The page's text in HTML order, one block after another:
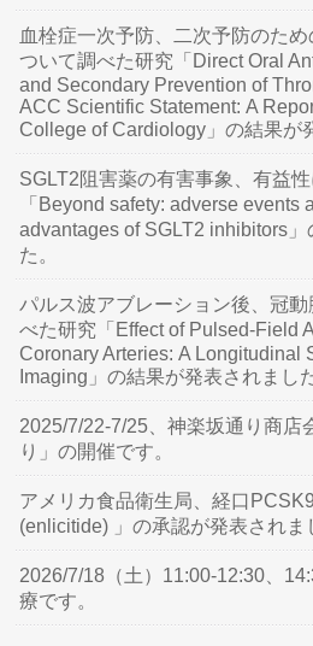
血栓症一次予防、二次予防のた
ついて調べた研究「Direct Oral
and Secondary Prevention of
ACC Scientific Statement: A
College of Cardiology」の結果が
SGLT2阻害薬の有害事象、有益
「Beyond safety: adverse events
advantages of SGLT2 inhibitors
た。
パルス波アブレーション後、冠
べた研究「Effect of Pulsed-Field
Coronary Arteries: A Longitudinal
Imaging」の結果が発表されまし
2025/7/22-7/25、神楽坂通り商店
り」の開催です。
アメリカ食品衛生局、経口
(enlicitide) 」の承認が発表されま
2026/7/18（土）11:00-12:30、
療です。